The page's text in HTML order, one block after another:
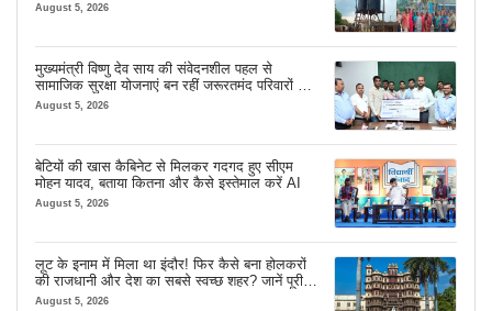
August 5, 2026
मुख्यमंत्री विष्णु देव साय की संवेदनशील पहल से
सामाजिक सुरक्षा योजनाएं बन रहीं जरूरतमंद परिवारों का
मजबूत सहारा
August 5, 2026
बेटियों की खास कैबिनेट से मिलकर गदगद हुए सीएम
मोहन यादव, बताया कितना और कैसे इस्तेमाल करें AI
August 5, 2026
लूट के इनाम में मिला था इंदौर! फिर कैसे बना होलकरों
की राजधानी और देश का सबसे स्वच्छ शहर? जानें पूरी
कहानी
August 5, 2026